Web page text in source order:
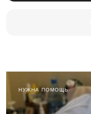
НУЖНА ПОМОЩЬ